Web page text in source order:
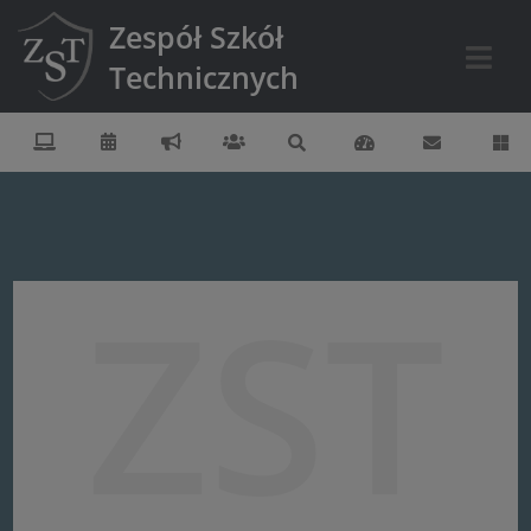
Zespół Szkół
Technicznych